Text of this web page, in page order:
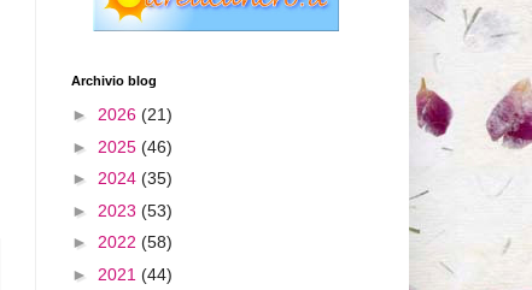
Archivio blog
► 2026 (21)
► 2025 (46)
► 2024 (35)
► 2023 (53)
► 2022 (58)
► 2021 (44)